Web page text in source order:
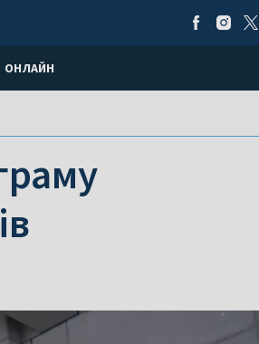
ОНЛАЙН